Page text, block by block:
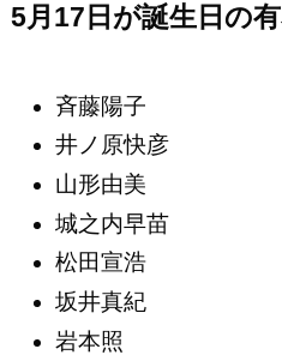
5月17日が誕生日の
斉藤陽子
井ノ原快彦
山形由美
城之内早苗
松田宣浩
坂井真紀
岩本照